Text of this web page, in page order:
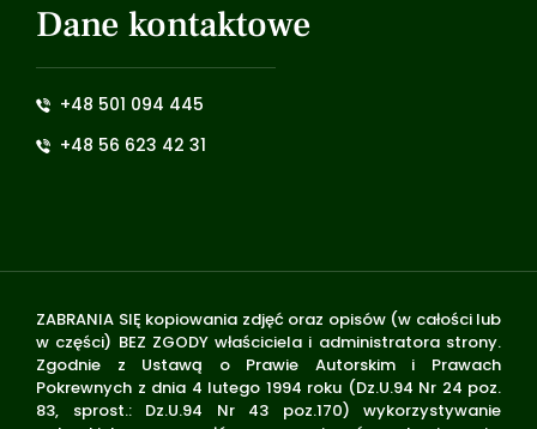
Dane kontaktowe
+48 501 094 445
+48 56 623 42 31
ZABRANIA SIĘ kopiowania zdjęć oraz opisów (w całości lub
w części) BEZ ZGODY właściciela i administratora strony.
Zgodnie z Ustawą o Prawie Autorskim i Prawach
Pokrewnych z dnia 4 lutego 1994 roku (Dz.U.94 Nr 24 poz.
83, sprost.: Dz.U.94 Nr 43 poz.170) wykorzystywanie